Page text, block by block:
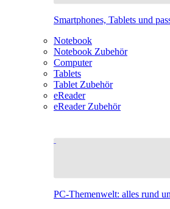
Smartphones, Tablets und
Notebook
Notebook Zubehör
Computer
Tablets
Tablet Zubehör
eReader
eReader Zubehör
PC-Themenwelt: alles rund